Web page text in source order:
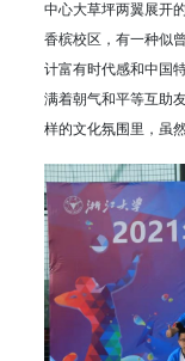
中心大草坪两翼展开
香槟校区，有一种似
计富有时代感和中国
满着朝气和平等互助
样的文化氛围里，虽